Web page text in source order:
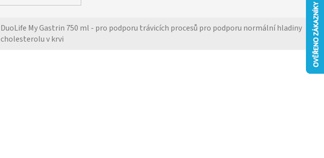
DuoLife My Gastrin 750 ml - pro podporu trávicích procesů pro podporu normální hladiny
cholesterolu v krvi